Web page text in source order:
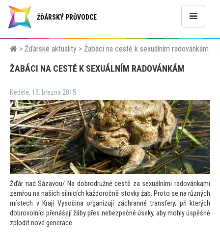
ŽĎÁRSKÝ PRŮVODCE
> Žďárské aktuality > Žabáci na cestě k sexuálním radovánkám
ŽABÁCI NA CESTĚ K SEXUÁLNÍM RADOVÁNKÁM
Neděle, 15. března 2015
Žďár nad Sázavou/ Na dobrodružné cestě za sexuálními radovánkami
zemřou na našich silnicích každoročně stovky žab. Proto se na různých
místech v Kraji Vysočina organizují záchranné transfery, při kterých
dobrovolníci přenášejí žáby přes nebezpečné úseky, aby mohly úspěšně
zplodit nové generace.